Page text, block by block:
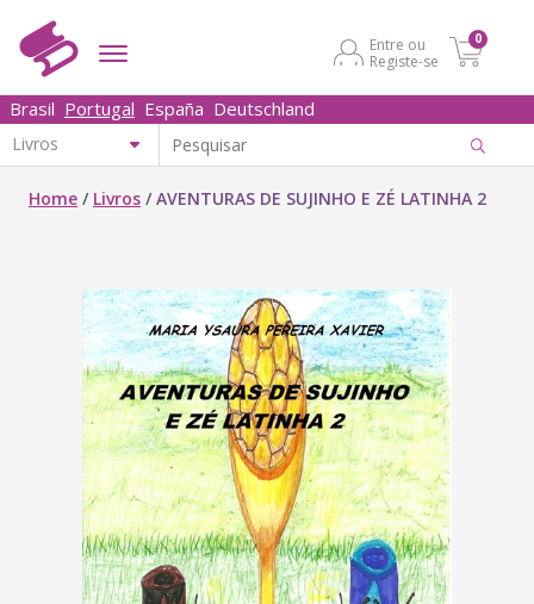
Entre ou
Registe-se
0
Brasil Portugal España Deutschland
Home / Livros /AVENTURAS DE SUJINHO E ZÉ LATINHA 2